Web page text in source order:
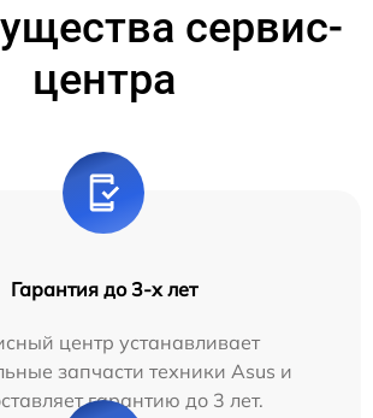
сервис-
центра
Гарантия до 3-х лет
центр устанавливает
запчасти техники Asus и
гарантию до 3 лет.